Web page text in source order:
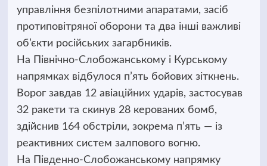
управління безпілотними апаратами, засіб
протиповітряної оборони та два інші важливі
об’єкти російських загарбників.
На Північно-Слобожанському і Курському
напрямках відбулося п’ять бойових зіткнень.
Ворог завдав 12 авіаційних ударів, застосував
32 ракети та скинув 28 керованих бомб,
здійснив 164 обстріли, зокрема п’ять — із
реактивних систем залпового вогню.
На Південно-Слобожанському напрямку